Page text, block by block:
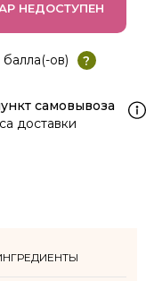
НЕДОСТУПЕН
ов) ?
самовывоза
доставки